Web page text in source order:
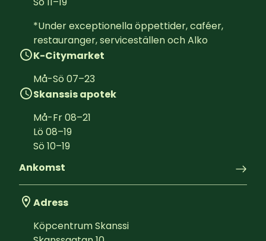
*Under exceptionella öppettider, caféer,
restauranger, serviceställen och Alko
K-Citymarket
Må-Sö 07–23
Skanssis apotek
Må-Fr08–21
Lö 08–19
Sö 10–19
Ankomst
Adress
Köpcentrum Skanssi